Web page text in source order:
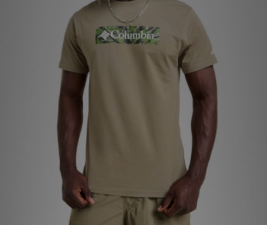
Suivre Ma Commande
Service client
Nos Magasins
Télécharge l'Appli